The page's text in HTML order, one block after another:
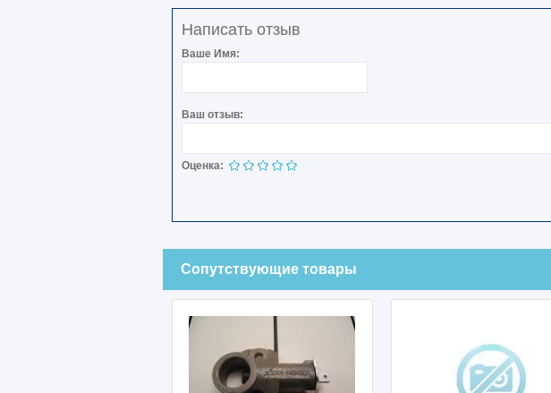
Написать отзыв
Ваше Имя:
Ваш отзыв:
Оценка:
Сопутствующие товары